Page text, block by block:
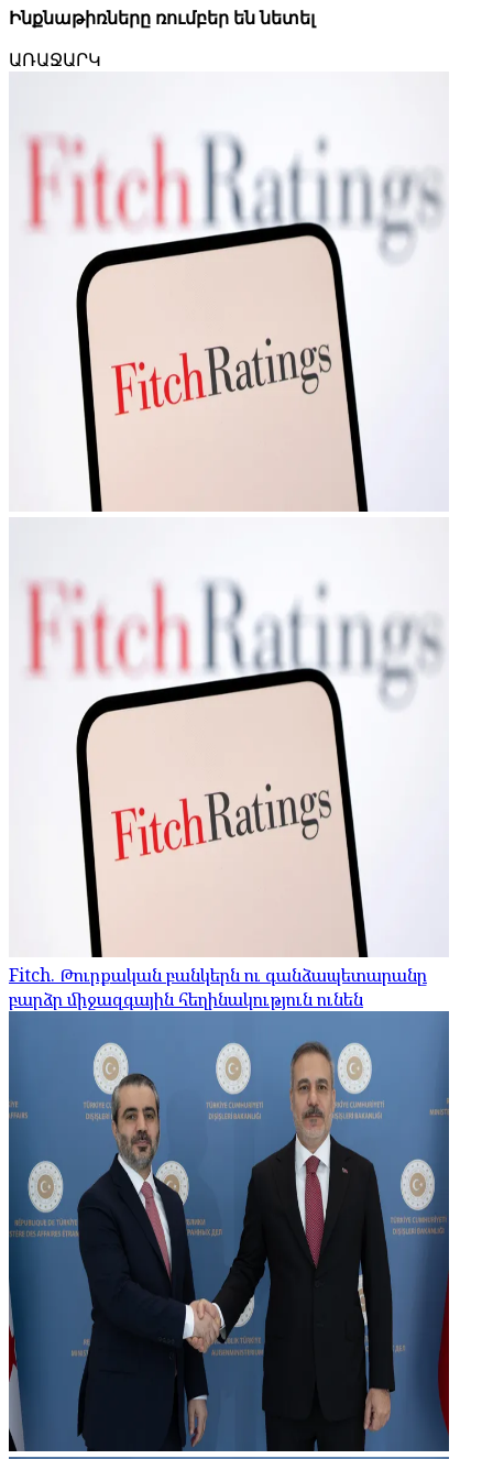
Ինքնաթիռները ռումբեր են նետել
ԱՌԱՋԱՐԿ
Fitch. Թուրքական բանկերն ու գանձապետարանը
բարձր միջազգային հեղինակություն ունեն